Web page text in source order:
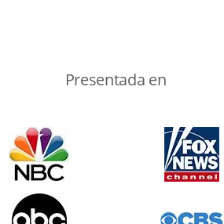
Presentada en